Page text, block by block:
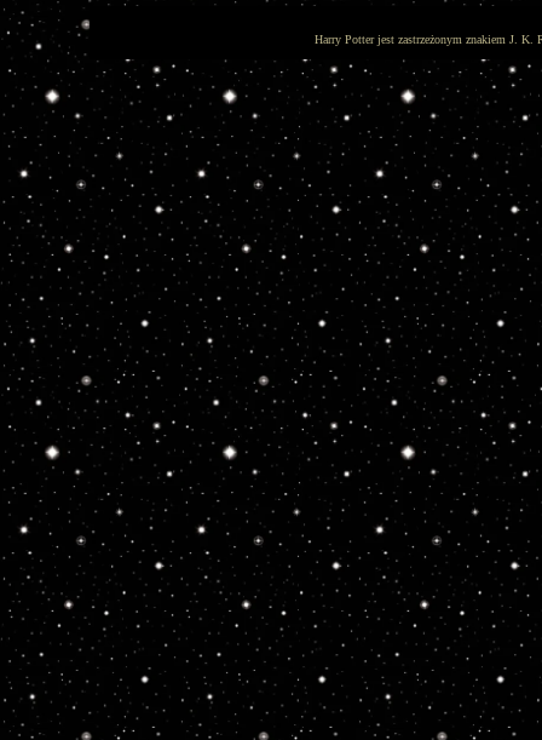
Harry Potter jest zastrzeżonym znakiem J. K.